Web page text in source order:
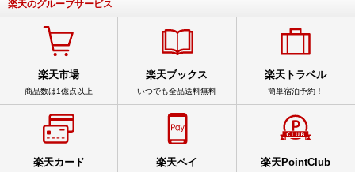
楽天のグループサービス
楽天市場
商品数は1億点以上
楽天ブックス
いつでも全品送料無料
楽天トラベル
簡単宿泊予約！
楽天カード 楽天ペイ 楽天PointClub